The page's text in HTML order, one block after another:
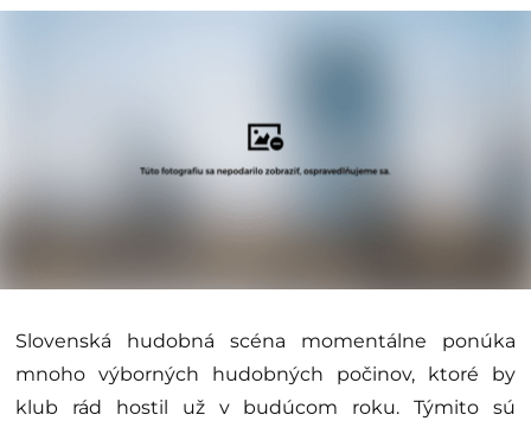
Slovenská hudobná scéna momentálne ponúka
mnoho výborných hudobných počinov, ktoré by
klub rád hostil už v budúcom roku. Týmito sú